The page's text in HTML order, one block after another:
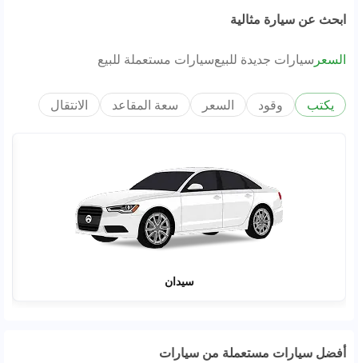
ابحث عن سيارة مثالية
السعر سيارات جديدة للبيعسيارات مستعملة للبيع
يكتب وقود السعر سعة المقاعد الانتقال
سيدان
أفضل سيارات مستعملة من سيارات